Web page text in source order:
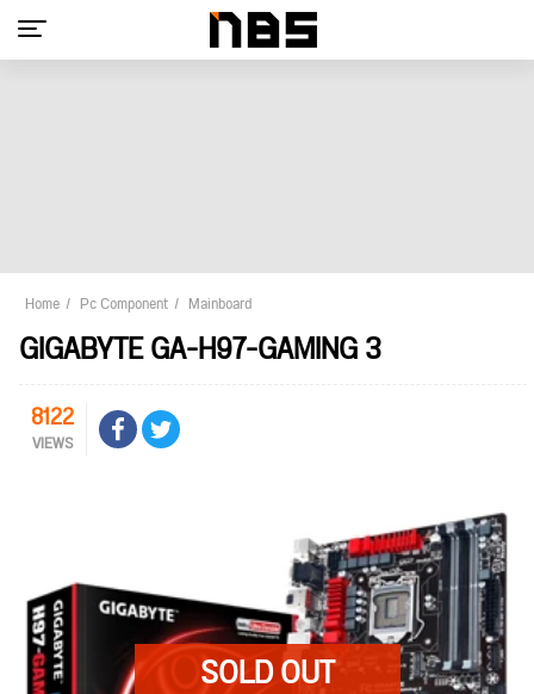
Home Pc Component Mainboard
GIGABYTE GA-H97-GAMING 3
8122
VIEWS